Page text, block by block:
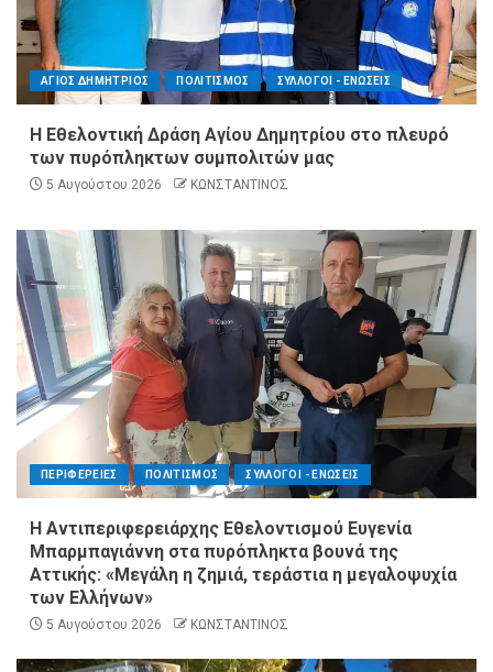
ΑΓΙΟΣ ΔΗΜΗΤΡΙΟΣ ΠΟΛΙΤΙΣΜΟΣ ΣΥΛΛΟΓΟΙ - ΕΝΩΣΕΙΣ
Η Εθελοντική Δράση Αγίου Δημητρίου στο πλευρό
των πυρόπληκτων συμπολιτών μας
5 Αυγούστου 2026 ΚΩΝΣΤΑΝΤΙΝΟΣ
ΠΕΡΙΦΕΡΕΙΕΣ ΠΟΛΙΤΙΣΜΟΣ ΣΥΛΛΟΓΟΙ - ΕΝΩΣΕΙΣ
Η Αντιπεριφερειάρχης Εθελοντισμού Ευγενία
Μπαρμπαγιάννη στα πυρόπληκτα βουνά της
Αττικής: «Μεγάλη η ζημιά, τεράστια η μεγαλοψυχία
των Ελλήνων»
5 Αυγούστου 2026 ΚΩΝΣΤΑΝΤΙΝΟΣ